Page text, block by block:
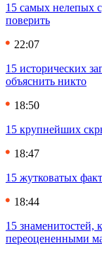
15 самых нелепых
поверить
22:07
15 исторических
объяснить никто
18:50
15 крупнейших
18:47
15 жутковатых
18:44
15 знаменитостей,
переоцененными